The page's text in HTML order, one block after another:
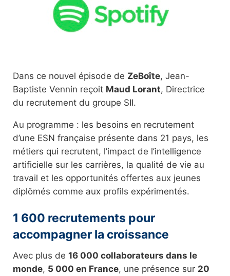
Dans ce nouvel épisode de ZeBoîte, Jean-
Baptiste Vennin reçoit Maud Lorant, Directrice
du recrutement du groupe SII.
Au programme : les besoins en recrutement
d’une ESN française présente dans 21 pays, les
métiers qui recrutent, l’impact de l’intelligence
artificielle sur les carrières, la qualité de vie au
travail et les opportunités offertes aux jeunes
diplômés comme aux profils expérimentés.
1 600 recrutements pour
accompagner la croissance
Avec plus de 16 000 collaborateurs dans le
monde, 5 000 en France, une présence sur 20